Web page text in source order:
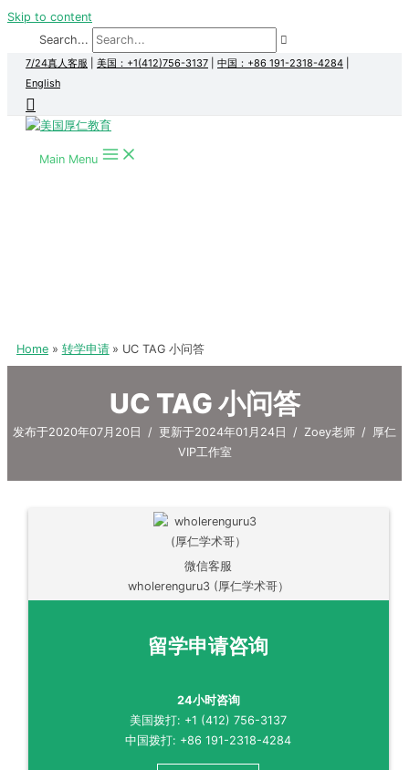
Skip to content
Search...
7/24真人客服 美国：+1(412)756-3137 中国：+86 191-2318-4284
English
Main Menu
Home 转学申请 UC TAG 小问答
UC TAG 小问答
发布于2020年07月20日 / 更新于2024年01月24日 / Zoey老师 / 厚仁
VIP工作室
微信客服
wholerenguru3 (厚仁学术哥）
留学申请咨询
24小时咨询
美国拨打: +1 (412) 756-3137
中国拨打: +86 191-2318-4284